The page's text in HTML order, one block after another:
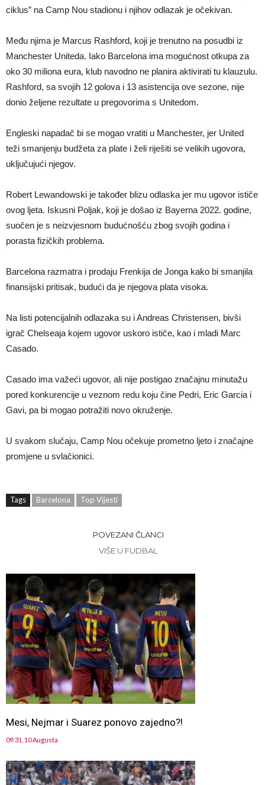
ciklus” na Camp Nou stadionu i njihov odlazak je očekivan.
Među njima je Marcus Rashford, koji je trenutno na posudbi iz
Manchester Uniteda. Iako Barcelona ima mogućnost otkupa za
oko 30 miliona eura, klub navodno ne planira aktivirati tu klauzulu.
Rashford, sa svojih 12 golova i 13 asistencija ove sezone, nije
donio željene rezultate u pregovorima s Unitedom.
Engleski napadač bi se mogao vratiti u Manchester, jer United
teži smanjenju budžeta za plate i želi riješiti se velikih ugovora,
uključujući njegov.
Robert Lewandowski je također blizu odlaska jer mu ugovor ističe
ovog ljeta. Iskusni Poljak, koji je došao iz Bayerna 2022. godine,
suočen je s neizvjesnom budućnošću zbog svojih godina i
porasta fizičkih problema.
Barcelona razmatra i prodaju Frenkija de Jonga kako bi smanjila
finansijski pritisak, budući da je njegova plata visoka.
Na listi potencijalnih odlazaka su i Andreas Christensen, bivši
igrač Chelseaja kojem ugovor uskoro ističe, kao i mladi Marc
Casado.
Casado ima važeći ugovor, ali nije postigao značajnu minutažu
pored konkurencije u veznom redu koju čine Pedri, Eric Garcia i
Gavi, pa bi mogao potražiti novo okruženje.
U svakom slučaju, Camp Nou očekuje prometno ljeto i značajne
promjene u svlačionici.
Tags Barcelona Top Vijesti
POVEZANI ČLANCI
VIŠE U FUDBAL
Mesi, Nejmar i Suarez ponovo zajedno?!
09:31, 10 Augusta